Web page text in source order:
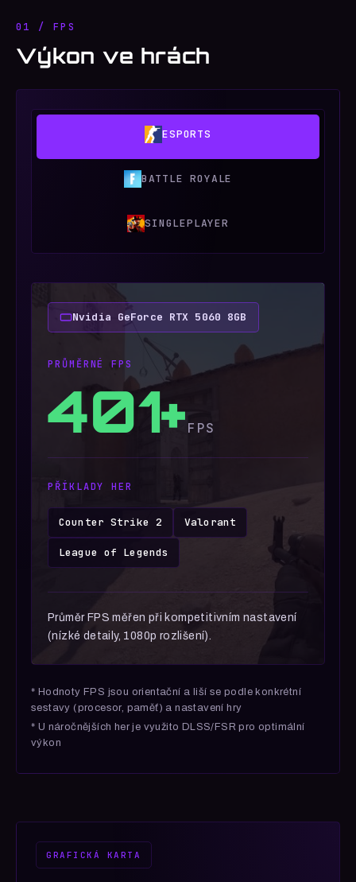
01 / FPS
Výkon ve hrách
ESPORTS
BATTLE ROYALE
SINGLEPLAYER
Nvidia GeForce RTX 5060 8GB
PRŮMĚRNÉ FPS
401+FPS
PŘÍKLADY HER
Counter Strike 2 Valorant
League of Legends
Průměr FPS měřen při kompetitivním nastavení
(nízké detaily, 1080p rozlišení).
* Hodnoty FPS jsou orientační a liší se podle konkrétní
sestavy (procesor, paměť) a nastavení hry
* U náročnějších her je využito DLSS/FSR pro optimální
výkon
GRAFICKÁ KARTA